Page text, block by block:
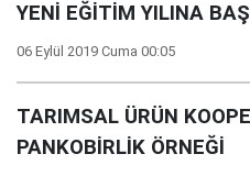
YENİ EĞİTİM YILINA
06 Eylül 2019 Cuma 00:05
TARIMSAL ÜRÜN
PANKOBİRLİK ÖRNEĞİ